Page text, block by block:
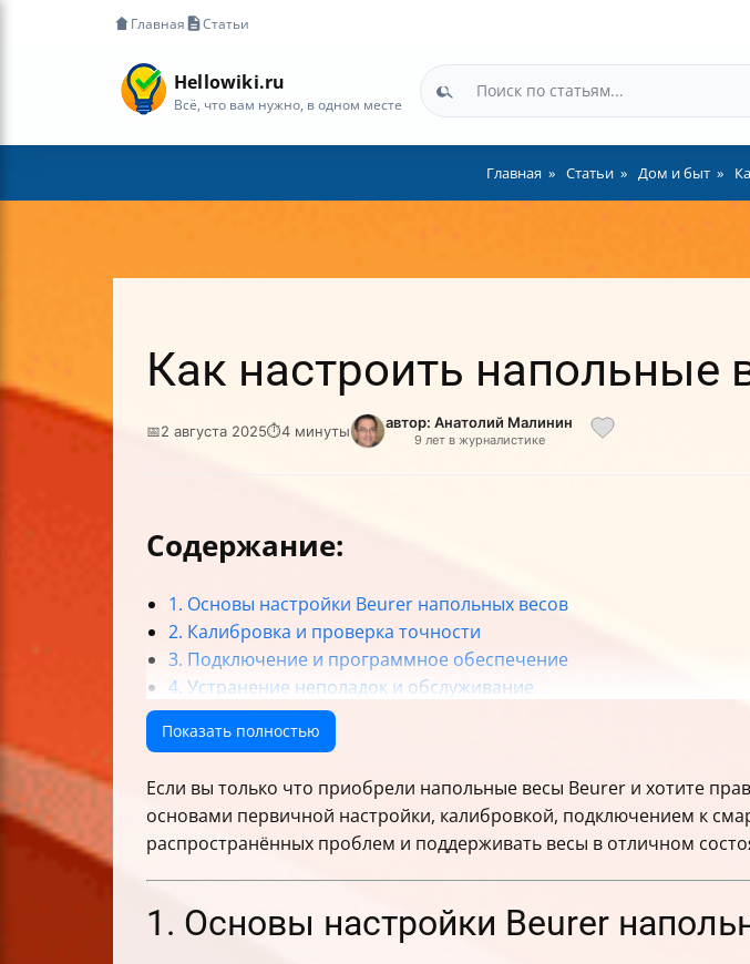
Главная Статьи
Hellowiki.ru
Всё, что вам нужно, в одном месте
Главная Статьи Дом и быт
Как настроить напольные
📅2 августа 2025⏱4 минуты автор: Анатолий Малинин
9 лет в журналистике
Содержание:
1. Основы настройки Beurer напольных весов
2. Калибровка и проверка точности
3. Подключение и программное обеспечение
4. Устранение неполадок и обслуживание
Итог
Показать полностью
Если вы только что приобрели напольные весы Beurer и хотите
основами первичной настройки, калибровкой, подключением к
распространённых проблем и поддерживать весы в отличном
1. Основы настройки Beurer